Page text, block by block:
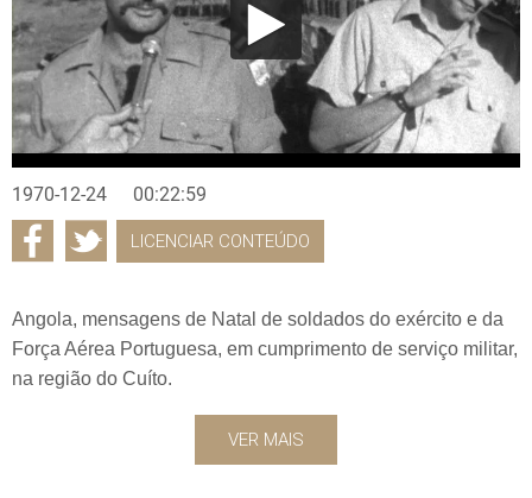
1970-12-24 00:22:59
LICENCIAR CONTEÚDO
Angola, mensagens de Natal de soldados do exército e da
Força Aérea Portuguesa, em cumprimento de serviço militar,
na região do Cuíto.
VER MAIS